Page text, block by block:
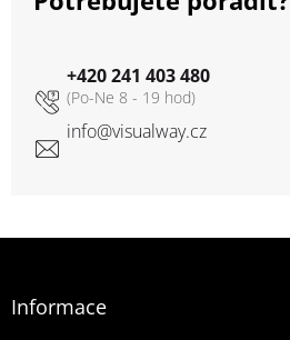
info@visualway.cz
+420 241 403 480
Informace